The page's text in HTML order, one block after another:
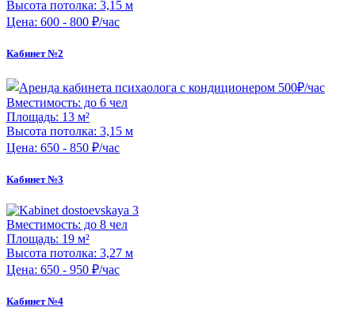
Высота потолка: 3,15 м
Цена: 600 - 800 ₽/час
Кабинет №2
Вместимость: до 6 чел
Площадь: 13 м²
Высота потолка: 3,15 м
Цена: 650 - 850 ₽/час
Кабинет №3
Вместимость: до 8 чел
Площадь: 19 м²
Высота потолка: 3,27 м
Цена: 650 - 950 ₽/час
Кабинет №4